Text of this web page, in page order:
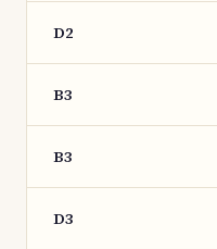
D2
B3
B3
D3